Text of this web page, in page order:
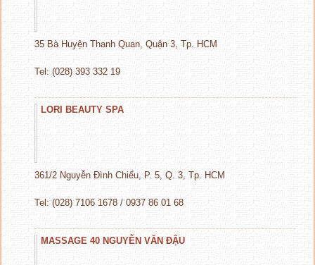
35 Bà Huyện Thanh Quan, Quận 3, Tp. HCM
Tel: (028) 393 332 19
LORI BEAUTY SPA
361/2 Nguyễn Đình Chiểu, P. 5, Q. 3, Tp. HCM
Tel: (028) 7106 1678 / 0937 86 01 68
MASSAGE 40 NGUYỄN VĂN ĐẬU